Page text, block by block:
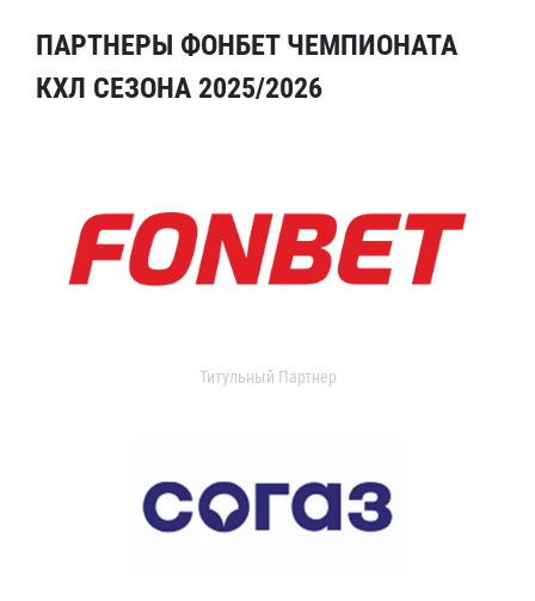
ПАРТНЕРЫ ФОНБЕТ ЧЕМПИОНАТА
КХЛ СЕЗОНА 2025/2026
Титульный Партнер